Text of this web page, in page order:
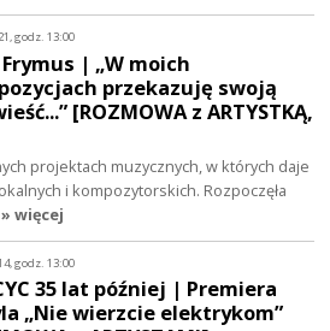
godz. 13:00
Frymus | „W moich
przekazuję swoją
[ROZMOWA z ARTYSTKĄ,
projektach muzycznych, w których daje
i kompozytorskich. Rozpoczęła
» więcej
godz. 13:00
35 lat później | Premiera
„Nie wierzcie elektrykom”